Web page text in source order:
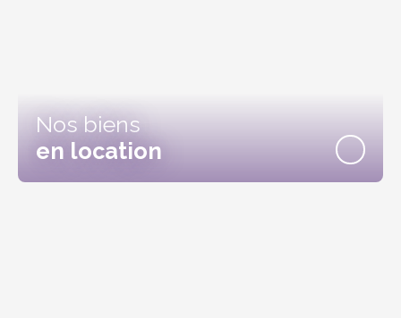
Nos biens
en location